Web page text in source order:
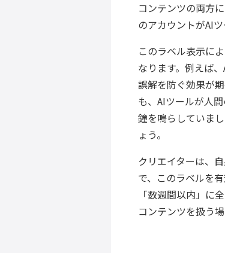
コンテンツの両方
のアカウントがAI
このラベル表示に
なります。例えば
誤解を防ぐ効果が
も、AIツールが人
鐘を鳴らしていま
ょう。
クリエイターは、
で、このラベルを
「数週間以内」に
コンテンツを扱う